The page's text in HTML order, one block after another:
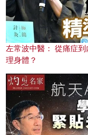
左常波中醫： 從痛症
理身體？